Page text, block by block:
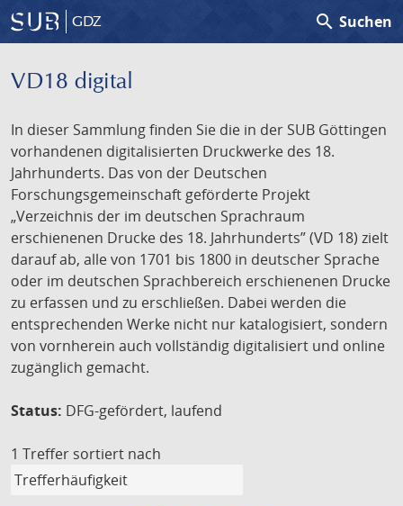
GDZ search Suchen
VD18 digital
In dieser Sammlung finden Sie die in der SUB Göttingen
vorhandenen digitalisierten Druckwerke des 18.
Jahrhunderts. Das von der Deutschen
Forschungsgemeinschaft geförderte Projekt
„Verzeichnis der im deutschen Sprachraum
erschienenen Drucke des 18. Jahrhunderts” (VD 18) zielt
darauf ab, alle von 1701 bis 1800 in deutscher Sprache
oder im deutschen Sprachbereich erschienenen Drucke
zu erfassen und zu erschließen. Dabei werden die
entsprechenden Werke nicht nur katalogisiert, sondern
von vornherein auch vollständig digitalisiert und online
zugänglich gemacht.
Status: DFG-gefördert, laufend
1 Treffer sortiert nach